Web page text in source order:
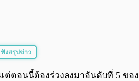
ฟังสรุปข่าว
ตอนนี้ต้องร่วงลงมาอันดับที่ 5 ขอ